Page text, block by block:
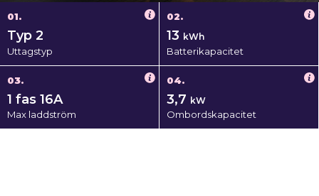
01.
Typ 2
Uttagstyp
02.
13 kWh
Batterikapacitet
03.
1 fas 16A
Max laddström
04.
3,7 kW
Ombordskapacitet